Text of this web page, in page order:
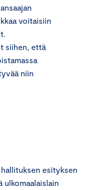
voitaisiin
siihen, että
niin
esityksen